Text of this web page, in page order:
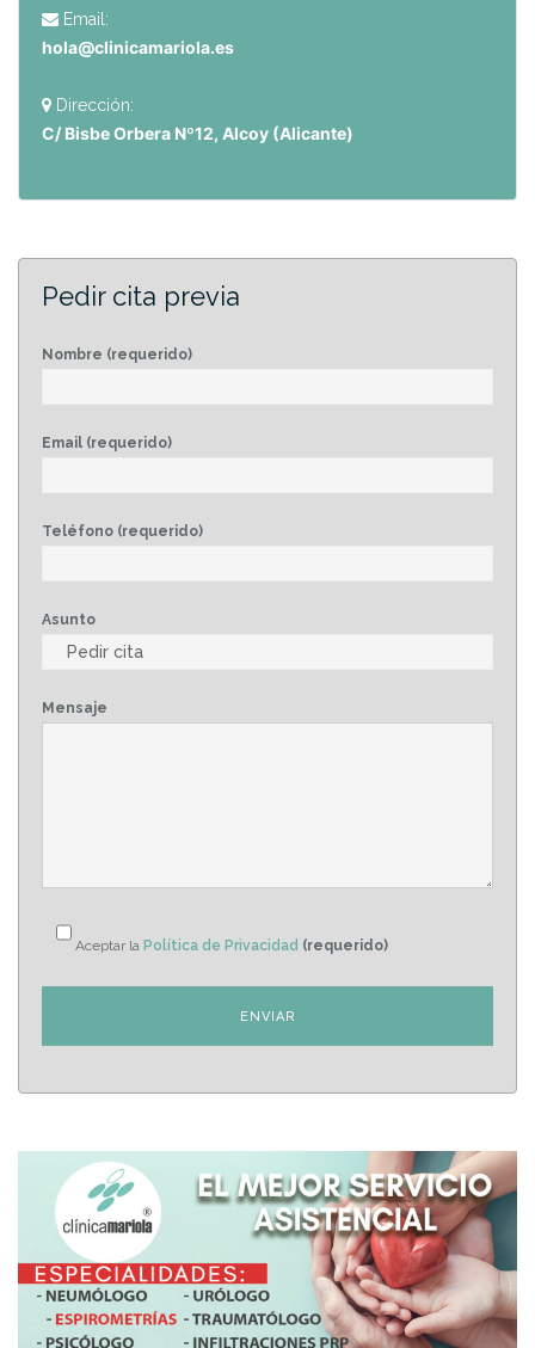
Email:
hola@clinicamariola.es
Dirección:
C/ Bisbe Orbera Nº12, Alcoy (Alicante)
Pedir cita previa
Nombre (requerido)
Email (requerido)
Teléfono (requerido)
Asunto
Mensaje
Aceptar la Política de Privacidad (requerido)